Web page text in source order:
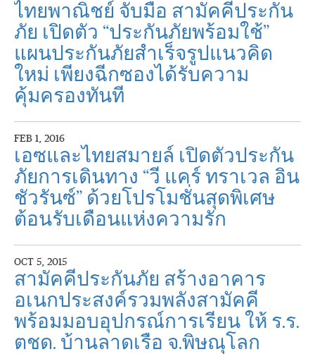
ไทยพาณิชย์ จับมือ สามัคคีประกัน
ภัย เปิดตัว “ประกันภัยพร้อมใช้”
แผนประกันภัยสำเร็จรูปแนวคิด
ใหม่ เพียงฉีกซองได้รับความ
คุ้มครองทันที
FEB 1, 2016
เอซและไทยสมายล์ เปิดตัวประกัน
ภัยการเดินทาง “วี แคร์ ทราเวล อิน
ชัวรันซ์” ด้วยโปรโมชั่นสุดพิเศษ
ต้อนรับเดือนแห่งความรัก
OCT 5, 2015
สามัคคีประกันภัย สร้างอาคาร
อเนกประสงค์รวมพลังสามัคคี
พร้อมมอบอุปกรณ์การเรียน ให้ ร.ร.
ตชด. บ้านลาดเรือ จ.พิษณุโลก